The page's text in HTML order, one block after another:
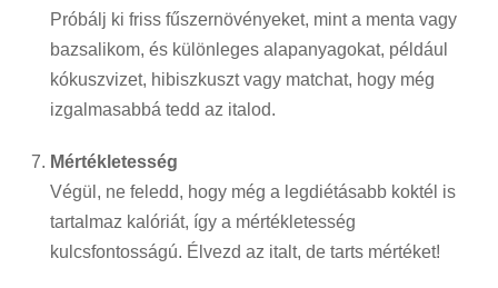
Próbálj ki friss fűszernövényeket, mint a menta vagy
bazsalikom, és különleges alapanyagokat, például
kókuszvizet, hibiszkuszt vagy matchat, hogy még
izgalmasabbá tedd az italod.
Mértékletesség
Végül, ne feledd, hogy még a legdiétásabb koktél is
tartalmaz kalóriát, így a mértékletesség
kulcsfontosságú. Élvezd az italt, de tarts mértéket!